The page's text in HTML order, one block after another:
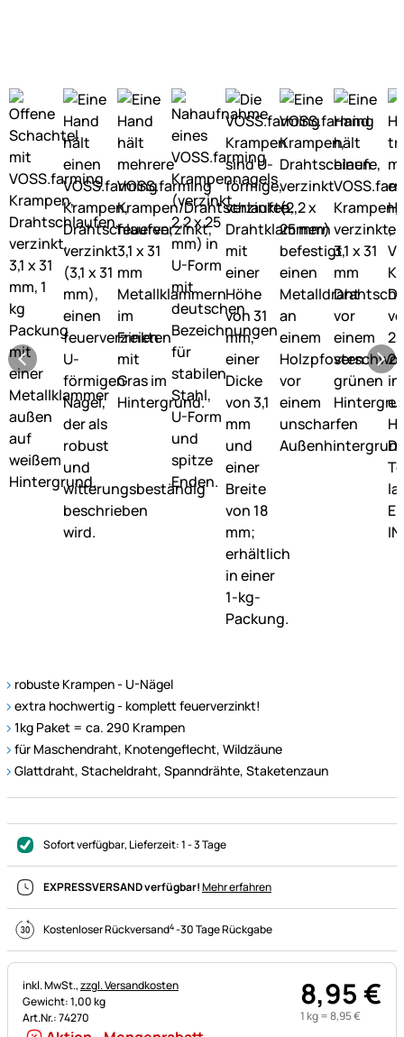
robuste Krampen - U-Nägel
extra hochwertig - komplett feuerverzinkt!
1kg Paket = ca. 290 Krampen
für Maschendraht, Knotengeflecht, Wildzäune
Glattdraht, Stacheldraht, Spanndrähte, Staketenzaun
Sofort verfügbar, Lieferzeit:1 - 3 Tage
EXPRESSVERSAND verfügbar!Mehr erfahren
Kostenloser Rückversand4-30 Tage Rückgabe
Steuerhinweis:
inkl. MwSt.,zzgl. Versandkosten
Gewicht: 1,00 kg
Art.Nr.: 74270
8,95€
1 kg =8,95€